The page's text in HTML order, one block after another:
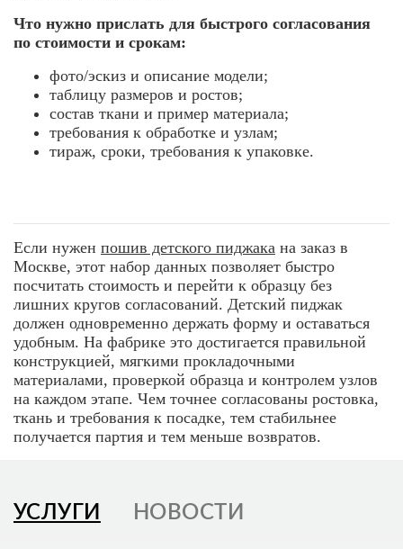
Что нужно прислать для быстрого согласования
по стоимости и срокам:
фото/эскиз и описание модели;
таблицу размеров и ростов;
состав ткани и пример материала;
требования к обработке и узлам;
тираж, сроки, требования к упаковке.
Если нужен пошив детского пиджака на заказ в
Москве, этот набор данных позволяет быстро
посчитать стоимость и перейти к образцу без
лишних кругов согласований. Детский пиджак
должен одновременно держать форму и оставаться
удобным. На фабрике это достигается правильной
конструкцией, мягкими прокладочными
материалами, проверкой образца и контролем узлов
на каждом этапе. Чем точнее согласованы ростовка,
ткань и требования к посадке, тем стабильнее
получается партия и тем меньше возвратов.
УСЛУГИ НОВОСТИ